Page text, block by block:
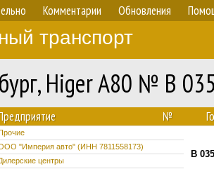
Комментарии Обновления
транспорт
Higer A80 № В
№
В
"Империя авто" (ИНН 7811558173)
центры